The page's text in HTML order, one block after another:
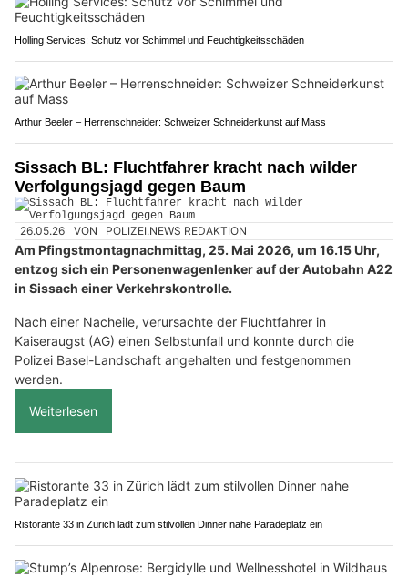
Holling Services: Schutz vor Schimmel und Feuchtigkeitsschäden
Arthur Beeler – Herrenschneider: Schweizer Schneiderkunst auf Mass
Sissach BL: Fluchtfahrer kracht nach wilder
Verfolgungsjagd gegen Baum
26.05.26 VON POLIZEI.NEWS REDAKTION
Am Pfingstmontagnachmittag, 25. Mai 2026, um 16.15 Uhr,
entzog sich ein Personenwagenlenker auf der Autobahn A22
in Sissach einer Verkehrskontrolle.
Nach einer Nacheile, verursachte der Fluchtfahrer in
Kaiseraugst (AG) einen Selbstunfall und konnte durch die
Polizei Basel-Landschaft angehalten und festgenommen
werden.
Weiterlesen
Ristorante 33 in Zürich lädt zum stilvollen Dinner nahe Paradeplatz ein